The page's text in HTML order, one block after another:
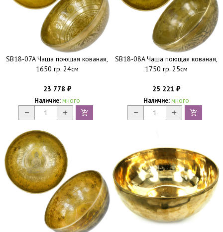
SB18-07A Чаша поющая кованая,
1650 гр. 24см
23 778 ₽
Наличие: много
SB18-08A Чаша поющая кованая,
1750 гр. 25см
25 221 ₽
Наличие: много